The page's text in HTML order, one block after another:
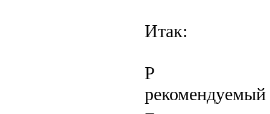
Итак:
P
рекомендуемый